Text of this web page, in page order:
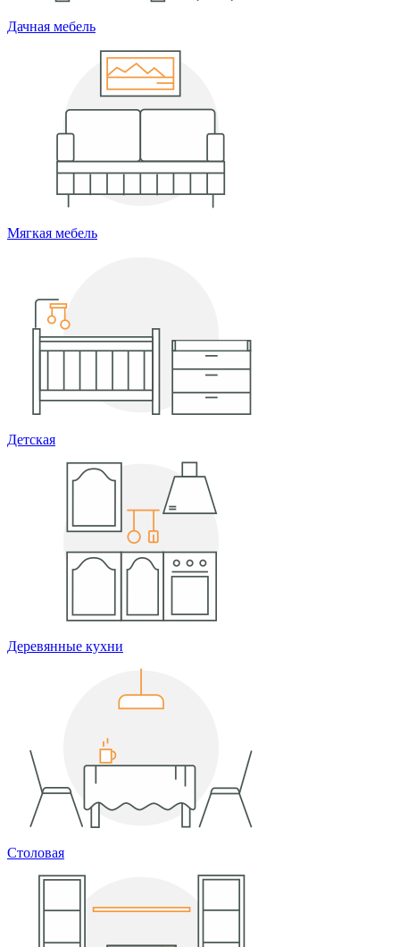
Дачная мебель
Мягкая мебель
Детская
Деревянные кухни
Столовая